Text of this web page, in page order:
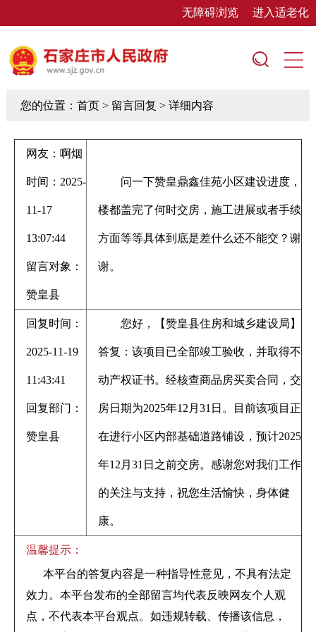
无障碍浏览 进入适老化
您的位置： 首页> 留言回复 > 详细内容
网友：啊烟
时间：2025-
11-17
13:07:44
留言对象：
赞皇县
问一下赞皇鼎鑫佳苑小区建设进度，
楼都盖完了何时交房，施工进展或者手续
方面等等具体到底是差什么还不能交？谢
谢。
回复时间：
2025-11-19
11:43:41
回复部门：
赞皇县
您好，【赞皇县住房和城乡建设局】
答复：该项目已全部竣工验收，并取得不
动产权证书。经核查商品房买卖合同，交
房日期为2025年12月31日。目前该项目正
在进行小区内部基础道路铺设，预计2025
年12月31日之前交房。感谢您对我们工作
的关注与支持，祝您生活愉快，身体健
康。
温馨提示：
本平台的答复内容是一种指导性意见，不具有法定
效力。本平台发布的全部留言均代表反映网友个人观
点，不代表本平台观点。如违规转载、传播该信息，